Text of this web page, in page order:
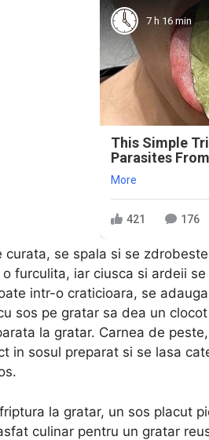
7 h 16 min
This Simple
Parasites
More
421 176
curata, se spala si se
o furculita, iar ciusca si ardeii
intr-o craticioara, se
sos pe gratar sa dea un
la gratar. Carnea de
in sosul preparat si se lasa
la gratar, un sos placut
culinar pentru un gratar